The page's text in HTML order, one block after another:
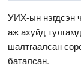
УИХ-ын нэгдсэн
аж ахуйд
шалтгаалсан
баталсан.